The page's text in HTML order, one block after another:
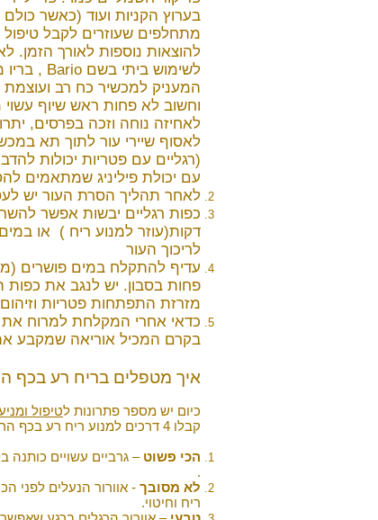
בערוץ הקניות ועוד (כאשר
מתחלפים שעוזרים לקבל טיפול
להוצאות נוספות לאורך הזמן.
לשימוש ביתי בשם Bario
,
המעניק למכשיר כח רב
וחשוב לא פחות ראש שיוף
לאחיזה נוחה וזכה בפרסים,
לאסוף שיירי עור לתוך תא
(רגליים עם פטריות יכולות
עם יכולת פיליניג שמתאמים
לאחר תהליך הסרת העור יש
דקות(עוזר למנוע ריח ) או
לריכוך העור
עדיף להתקלח במים פושרים
פחות בסבון. יש לנגב את כפות
מזרזת התפתחות פטריות
כדאי אחרי המקלחת למרוח את
בקרם המכיל אוריאה שמקבע
איך מטפלים בריח רע בכף
כיום יש מספר פתרונות לטיפול
קבלו 4 דרכים למנוע ריח רע בכף הרגל
הכי פשוט – גרביים עשויים
.
לא מסובך - אוורור הנעלים לפני
ריח וחיטוי.